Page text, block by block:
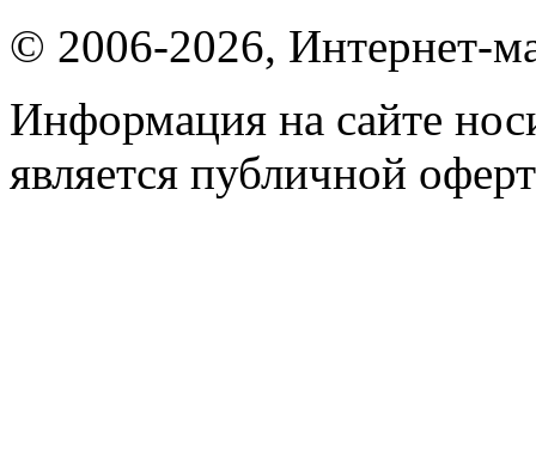
© 2006-2026, Интернет-
Информация на сайте
является публичной